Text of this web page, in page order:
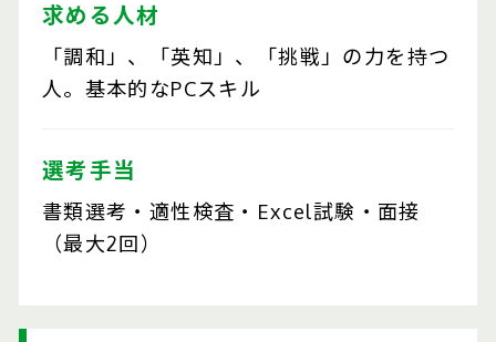
求める人材
「調和」、「英知」、「挑戦」の力を持つ
人。基本的なPCスキル
選考手当
書類選考・適性検査・Excel試験・面接
（最大2回）